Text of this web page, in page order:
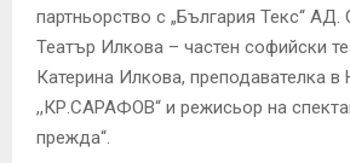
партньорство с „България Текс“ АД.
Театър Илкова – частен софийски
Катерина Илкова, преподавателка
,,КР.САРАФОВ“ и режисьор на
прежда“.